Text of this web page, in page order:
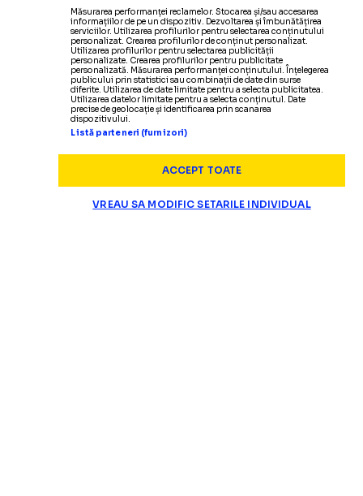
Măsurarea performanței reclamelor. Stocarea și/sau accesarea
informațiilor de pe un dispozitiv. Dezvoltarea și îmbunătățirea
serviciilor. Utilizarea profilurilor pentru selectarea conținutului
personalizat. Crearea profilurilor de conținut personalizat.
Utilizarea profilurilor pentru selectarea publicității
personalizate. Crearea profilurilor pentru publicitate
personalizată. Măsurarea performanței conținutului. Înțelegerea
publicului prin statistici sau combinații de date din surse
diferite. Utilizarea de date limitate pentru a selecta publicitatea.
Utilizarea datelor limitate pentru a selecta conținutul. Date
precise de geolocație și identificarea prin scanarea
dispozitivului.
Listă parteneri (furnizori)
ACCEPT TOATE
VREAU SA MODIFIC SETARILE INDIVIDUAL